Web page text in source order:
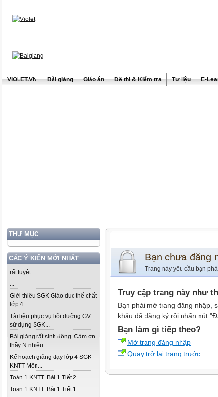
ViOLET.VN Bài giảng Giáo án Đề thi & Kiểm tra Tư liệu E-
THƯ MỤC
CÁC Ý KIẾN MỚI NHẤT
rất tuyệt...
...
Giới thiệu SGK Giáo dục thể chất
lớp 4...
Tài liệu phục vụ bồi dưỡng GV
sử dụng SGK...
Bài giảng rất sinh động. Cảm ơn
thầy N nhiều...
Kế hoạch giảng dạy lớp 4 SGK -
KNTT Môn...
Toán 1 KNTT. Bài 1 Tiết 2....
Toán 1 KNTT. Bài 1 Tiết 1....
Bạn chưa đăng
Trang này yêu cầu bạn
Truy cập trang này như
Bạn phải mở trang đăng nhập,
khẩu đã đăng ký rồi nhấn nút
Bạn làm gì tiếp theo?
Mở trang đăng nhập
Quay trở lại trang trước